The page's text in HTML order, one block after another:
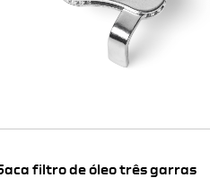
filtro de óleo três garras